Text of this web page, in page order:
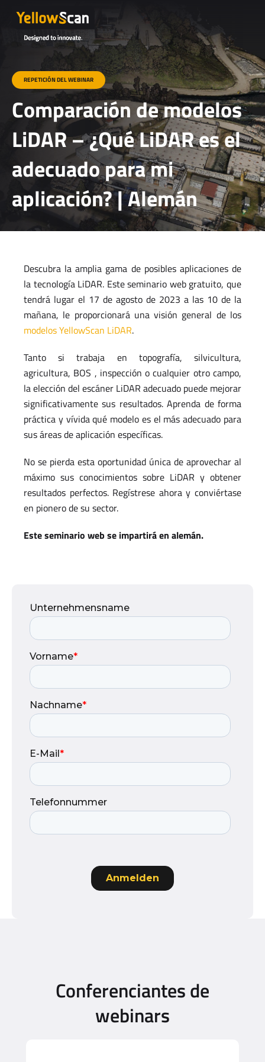
REPETICIÓN DEL WEBINAR
Comparación de modelos
LiDAR – ¿Qué LiDAR es el
adecuado para mi
aplicación? | Alemán
Descubra la amplia gama de posibles aplicaciones de
la tecnología LiDAR. Este seminario web gratuito, que
tendrá lugar el 17 de agosto de 2023 a las 10 de la
mañana, le proporcionará una visión general de los
modelos YellowScan LiDAR.
Tanto si trabaja en topografía, silvicultura,
agricultura, BOS , inspección o cualquier otro campo,
la elección del escáner LiDAR adecuado puede mejorar
significativamente sus resultados. Aprenda de forma
práctica y vívida qué modelo es el más adecuado para
sus áreas de aplicación específicas.
No se pierda esta oportunidad única de aprovechar al
máximo sus conocimientos sobre LiDAR y obtener
resultados perfectos. Regístrese ahora y conviértase
en pionero de su sector.
Este seminario web se impartirá en alemán.
Conferenciantes de
webinars